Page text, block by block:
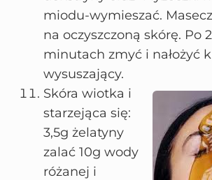
miodu-wymieszać.
na oczyszczoną skórę. Po
minutach zmyć i nałożyć
wysuszający.
Skóra wiotka i
starzejąca się:
3,5g żelatyny
zalać 10g wody
różanej i